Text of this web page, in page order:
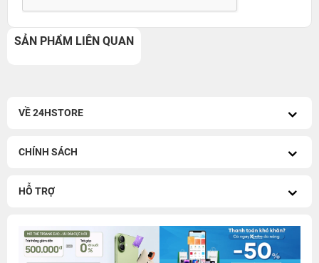
SẢN PHẨM LIÊN QUAN
VỀ 24HSTORE
CHÍNH SÁCH
HỖ TRỢ